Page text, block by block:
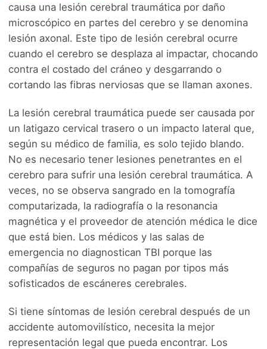
causa una lesión cerebral traumática por daño
microscópico en partes del cerebro y se denomina
lesión axonal. Este tipo de lesión cerebral ocurre
cuando el cerebro se desplaza al impactar, chocando
contra el costado del cráneo y desgarrando o
cortando las fibras nerviosas que se llaman axones.
La lesión cerebral traumática puede ser causada por
un latigazo cervical trasero o un impacto lateral que,
según su médico de familia, es solo tejido blando.
No es necesario tener lesiones penetrantes en el
cerebro para sufrir una lesión cerebral traumática. A
veces, no se observa sangrado en la tomografía
computarizada, la radiografía o la resonancia
magnética y el proveedor de atención médica le dice
que está bien. Los médicos y las salas de
emergencia no diagnostican TBI porque las
compañías de seguros no pagan por tipos más
sofisticados de escáneres cerebrales.
Si tiene síntomas de lesión cerebral después de un
accidente automovilístico, necesita la mejor
representación legal que pueda encontrar. Los